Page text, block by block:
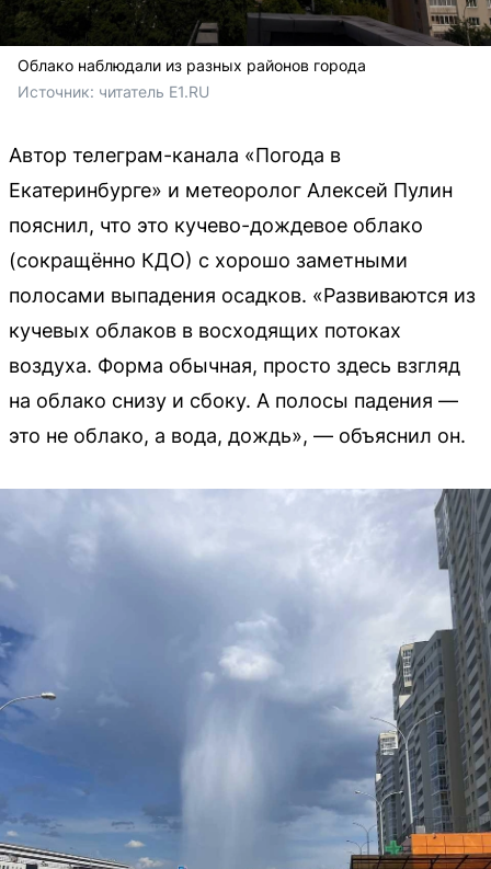
Облако наблюдали из разных районов города
Источник: читатель E1.RU
Автор телеграм-канала «Погода в
Екатеринбурге» и метеоролог Алексей Пулин
пояснил, что это кучево-дождевое облако
(сокращённо КДО) с хорошо заметными
полосами выпадения осадков. «Развиваются из
кучевых облаков в восходящих потоках
воздуха. Форма обычная, просто здесь взгляд
на облако снизу и сбоку. А полосы падения —
это не облако, а вода, дождь», — объяснил он.